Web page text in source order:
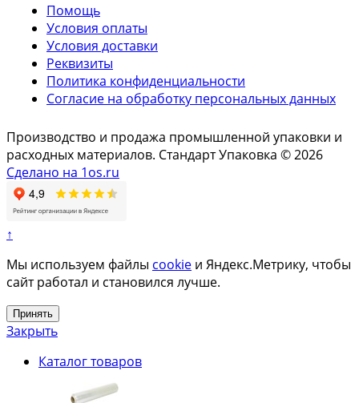
Помощь
Условия оплаты
Условия доставки
Реквизиты
Политика конфиденциальности
Согласие на обработку персональных данных
Производство и продажа промышленной упаковки и
расходных материалов. Стандарт Упаковка © 2026
Сделано на 1os.ru
↑
Мы используем файлы cookie и Яндекс.Метрику, чтобы
сайт работал и становился лучше.
Принять
Закрыть
Каталог товаров